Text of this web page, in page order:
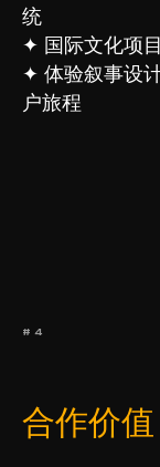
统
✦ 国际文化项
✦ 体验叙事设
户旅程
#4
合作价值